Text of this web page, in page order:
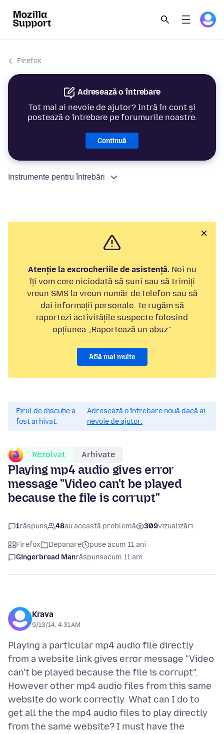
Firefox
Adresează o întrebare
Tot mai ai nevoie de ajutor? Intră în cont și
postează o întrebare pe forumurile noastre.
Continuă
Instrumente pentru întrebări
Atenție la excrocheriile de asistență.Noi nu
îți vom cere niciodată să suni sau să trimiți
vreun SMS la vreun număr de telefon sau să
dai informații personale. Te rugăm să
raportezi activitățile suspecte folosind
opțiunea „Raportează un abuz”.
Află mai multe
Firul de discuție a
fost arhivat.
Adresează o întrebare nouă dacă ai
nevoie de ajutor.
Rezolvat Arhivate
Playing mp4 audio gives error
message "Video can't be played
because the file is corrupt"
1răspuns 48au această problemă 309vizualizări
Firefox Depanare
puse acum 11 ani
Gingerbread Manrăspunsacum 11 ani
Krava
9/13/14, 4:31 AM
Playing a particular mp4 audio file directly
from a website link gives error message "Video
can't be played because the file is corrupt".
However other mp4 audio files from this same
website do work correctly. What can I do to
get all the the mp4 audio files to play directly
from the same website? I must have the